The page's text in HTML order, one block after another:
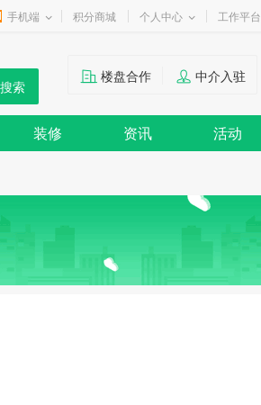
手机端 积分商城 个人中心 工作平台
楼盘合作 中介入驻
装修 资讯 活动